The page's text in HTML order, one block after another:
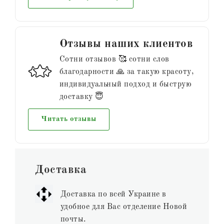
Отзывы наших клиентов
Сотни отзывов 🥰 сотни слов
благодарности 🙏 за такую красоту,
индивидуальный подход и быструю
доставку 😇
Читать отзывы
Доставка
Доставка по всей Украине в
удобное для Вас отделение Новой
почты.